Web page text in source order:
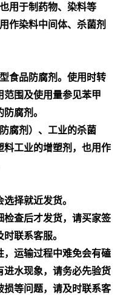
用于制药物、染料等
作染料中间体、杀菌剂
食品防腐剂。使用时转
范围及使用量参见苯甲
腐剂。
腐剂）、工业的杀菌
料工业的增塑剂，也用作
择就近发货。
检查后才发货，请买家签
联系客服。
，运输过程中难免会有磕
进水现象，请务必先验货
损等问题，请及时联系客